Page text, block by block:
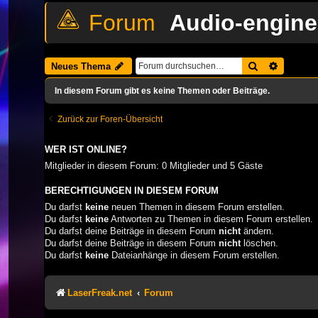
Audio-
Neues Thema Suche
In diesem Forum gibt es keine Themen oder Beiträge.
Zurück zur Foren-Übersicht
WER IST ONLINE?
Mitglieder in diesem Forum: 0 Mitglieder und 5 Gäste
BERECHTIGUNGEN IN DIESEM FORUM
Du darfst keine neuen Themen in diesem Forum erstellen.
Du darfst keine Antworten zu Themen in diesem Forum erstellen.
Du darfst deine Beiträge in diesem Forum nicht ändern.
Du darfst deine Beiträge in diesem Forum nicht löschen.
Du darfst keine Dateianhänge in diesem Forum erstellen.
LaserFreak.net Forum